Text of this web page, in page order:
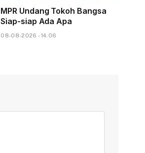
MPR Undang Tokoh Bangsa
Siap-siap Ada Apa
08-08-2026 - 14.06